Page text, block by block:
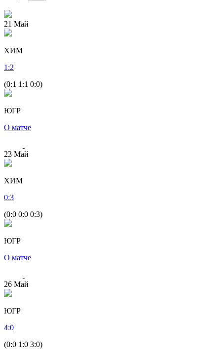
21 Май
ХИМ
1 :2
(0:1 1:1 0:0)
ЮГР
О матче
23 Май
ХИМ
0:3
(0:0 0:0 0:3)
ЮГР
О матче
26 Май
ЮГР
4:0
(0:0 1:0 3:0)